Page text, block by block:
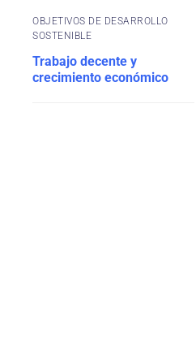
OBJETIVOS DE DESARROLLO
SOSTENIBLE
Trabajo decente y
crecimiento económico